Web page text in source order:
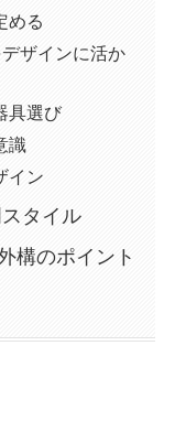
める
ザインに活か
具選び
識
イン
タイル
構のポイント